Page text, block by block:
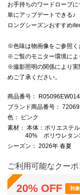
お手持ちのワードローブ
単にアップデートできる♪
ロングシーズンおすすめ
※色味は物画像をご参照く
※ご覧のモニター環境によ
※撮影照明の関係により実
めご了承ください。
商品番号 ：
ブランド商品番号 ：
色 ： ピンク
素材 ： 本体：ポリエス
40% ポリウレタン
シーズン ： 2026年 春夏
ご利用可能なクーポ
20% OFF 対